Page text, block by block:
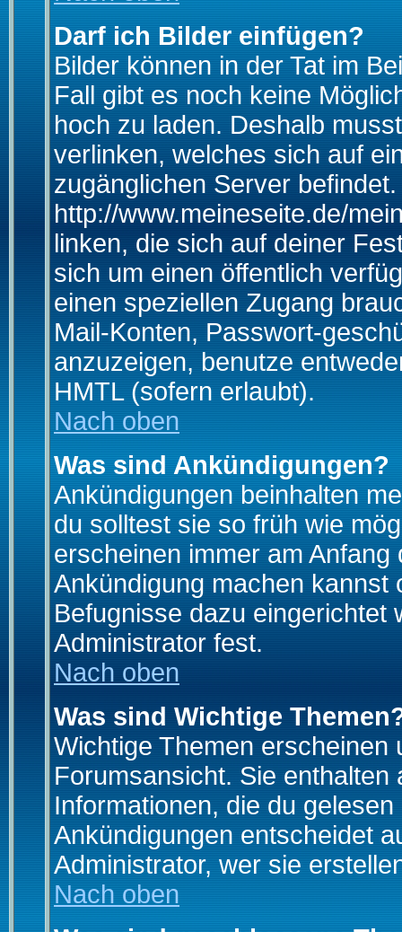
Darf ich Bilder einfügen?
Bilder können in der Tat im
Fall gibt es noch keine
hoch zu laden. Deshalb
verlinken, welches sich auf
zugänglichen Server
http://www.meineseite.de/
linken, die sich auf deiner
sich um einen öffentlich
einen speziellen Zugang
Mail-Konten, Passwort-
anzuzeigen, benutze
HMTL (sofern erlaubt).
Nach oben
Was sind Ankündigungen?
Ankündigungen beinhalten
du solltest sie so früh wie
erscheinen immer am
Ankündigung machen kannst
Befugnisse dazu eingerichtet
Administrator fest.
Nach oben
Was sind Wichtige
Wichtige Themen erscheinen
Forumsansicht. Sie
Informationen, die du
Ankündigungen entscheidet
Administrator, wer sie
Nach oben